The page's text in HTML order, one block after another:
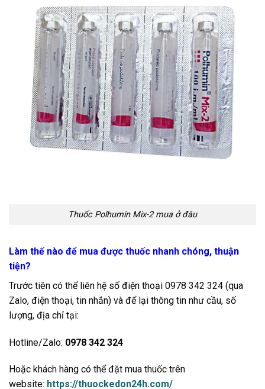
Thuốc Polhumin Mix-2 mua ở đâu
Làm thế nào để mua được thuốc nhanh chóng, thuận
tiện?
Trước tiên có thể liên hệ số điện thoại 0978 342 324 (qua
Zalo, điện thoại, tin nhắn) và để lại thông tin như cầu, số
lượng, địa chỉ tại:
Hotline/Zalo: 0978 342 324
Hoặc khách hàng có thể đặt mua thuốc trên
website: https://thuockedon24h.com/